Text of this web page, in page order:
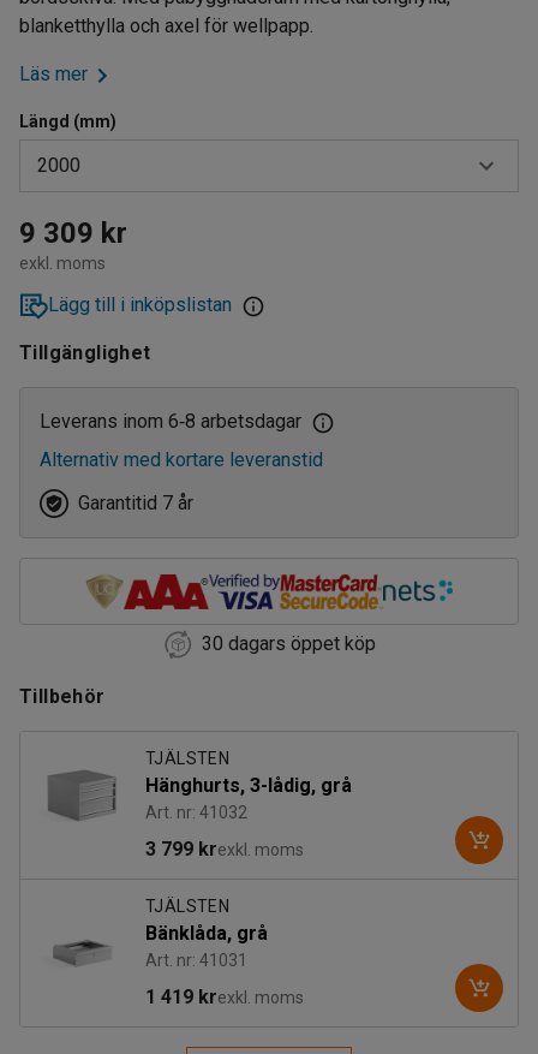
blanketthylla och axel för wellpapp.
Läs mer
Längd (mm)
2000
1500
2000
9 309 kr
exkl. moms
Lägg till i inköpslistan
Tillgänglighet
Leverans inom 6‑8 arbetsdagar
Alternativ med kortare leveranstid
Garantitid 7 år
30 dagars öppet köp
Tillbehör
TJÄLSTEN
Hänghurts, 3-lådig, grå
Art. nr: 41032
3 799 krexkl. moms
TJÄLSTEN
Bänklåda, grå
Art. nr: 41031
1 419 krexkl. moms